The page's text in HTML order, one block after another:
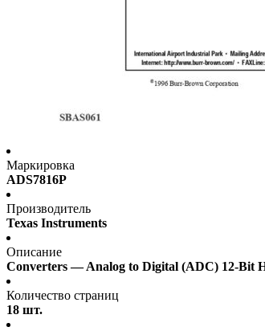
Маркировка
ADS7816P
Производитель
Texas Instruments
Описание
Converters — Analog to Digital (ADC) 12-Bit
Количество страниц
18 шт.